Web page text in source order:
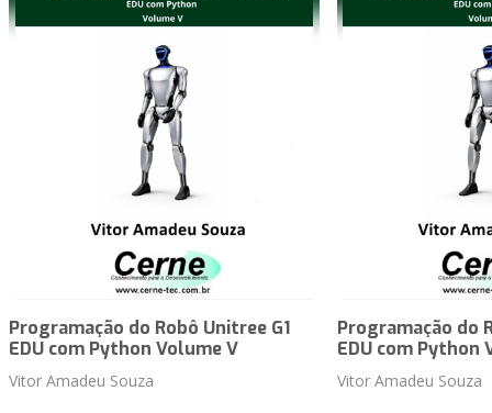
Programação do Robô Unitree G1
EDU com Python Volume V
Vitor Amadeu Souza
Programação do
EDU com Python
Vitor Amadeu Souza